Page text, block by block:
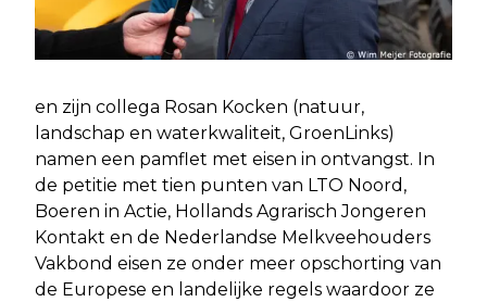
en zijn collega Rosan Kocken (natuur,
landschap en waterkwaliteit, GroenLinks)
namen een pamflet met eisen in ontvangst. In
de petitie met tien punten van LTO Noord,
Boeren in Actie, Hollands Agrarisch Jongeren
Kontakt en de Nederlandse Melkveehouders
Vakbond eisen ze onder meer opschorting van
de Europese en landelijke regels waardoor ze